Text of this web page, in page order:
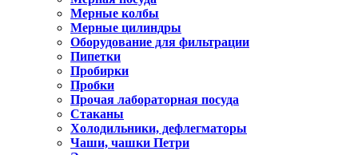
Мерные колбы
Мерные цилиндры
Оборудование для фильтрации
Пипетки
Пробирки
Пробки
Прочая лабораторная посуда
Стаканы
Холодильники, дефлегматоры
Чаши, чашки Петри